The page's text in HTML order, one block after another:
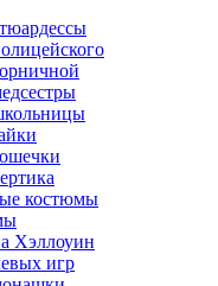
костюмы
Хэллоуин
игр